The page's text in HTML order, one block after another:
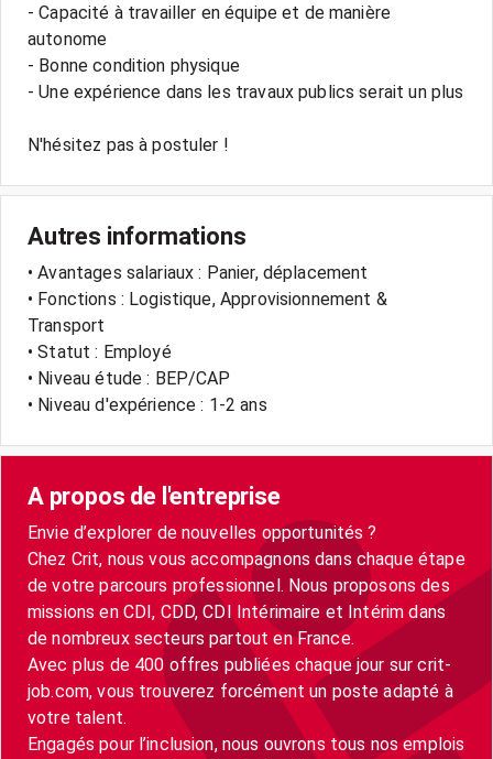
- Capacité à travailler en équipe et de manière
autonome
- Bonne condition physique
- Une expérience dans les travaux publics serait un plus
Autres informations
• Avantages salariaux : Panier, déplacement
• Fonctions : Logistique, Approvisionnement &
Transport
• Statut : Employé
• Niveau étude : BEP/CAP
• Niveau d'expérience : 1-2 ans
A propos de l'entreprise
Envie d’explorer de nouvelles opportunités ?
Chez Crit, nous vous accompagnons dans chaque étape
de votre parcours professionnel. Nous proposons des
missions en CDI, CDD, CDI Intérimaire et Intérim dans
de nombreux secteurs partout en France.
Avec plus de 400 offres publiées chaque jour sur crit-
job.com, vous trouverez forcément un poste adapté à
votre talent.
Engagés pour l’inclusion, nous ouvrons tous nos emplois